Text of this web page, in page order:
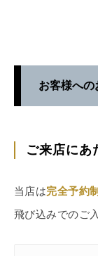
お客様への
ご来店にあ
当店は完全予約制
飛び込みでのご